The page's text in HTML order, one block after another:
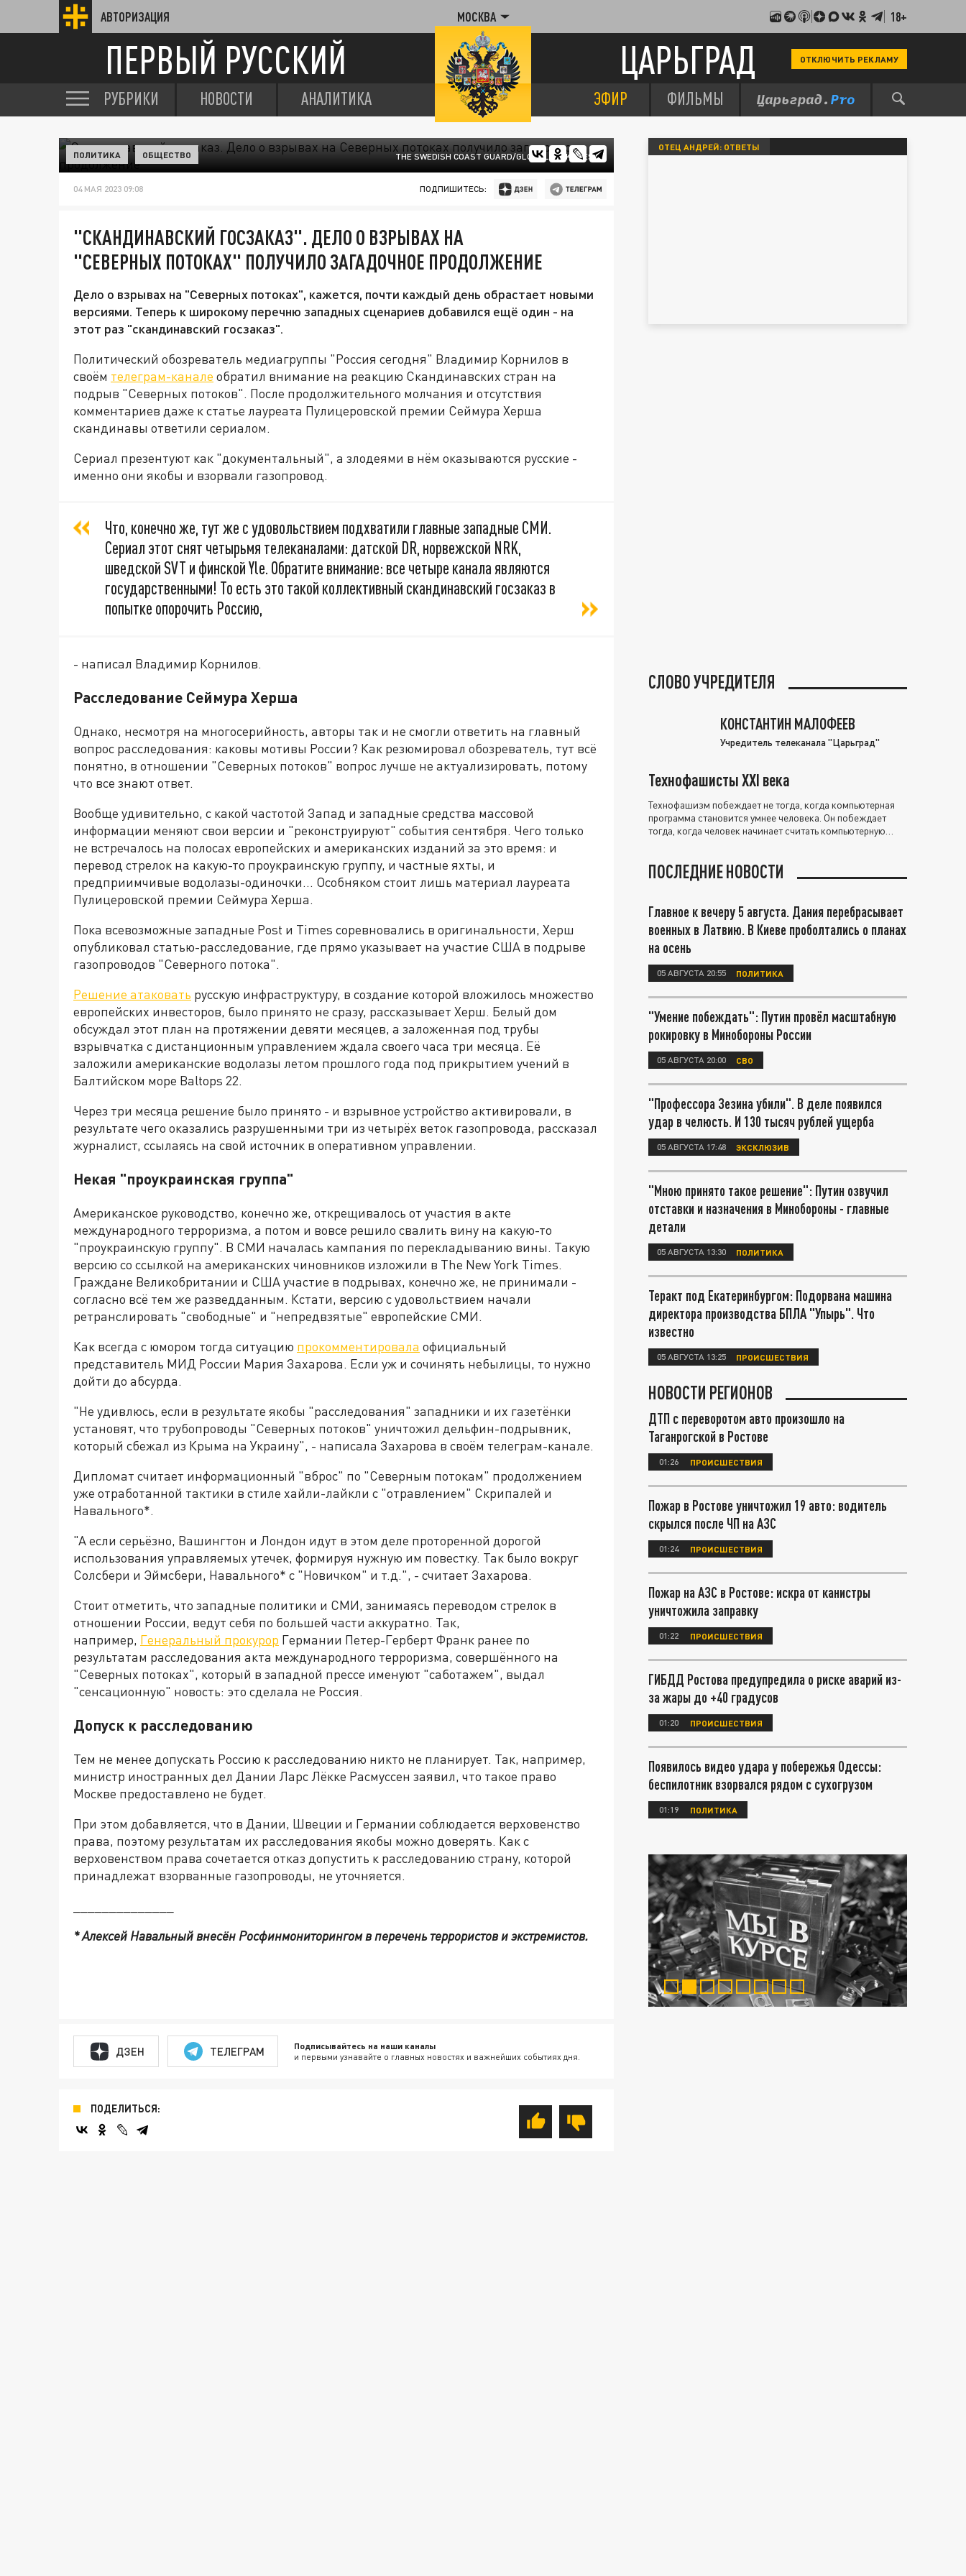
АВТОРИЗАЦИЯ МОСКВА 18+
ПЕРВЫЙ РУССКИЙ ЦАРЬГРАД ОТКЛЮЧИТЬ РЕКЛАМУ
РУБРИКИ НОВОСТИ АНАЛИТИКА ЭФИР ФИЛЬМЫ
THE SWEDISH COAST GUARD/GLOBALLOOKPRESS
ПОЛИТИКА ОБЩЕСТВО
04 МАЯ 2023 09:08 ПОДПИШИТЕСЬ:
"СКАНДИНАВСКИЙ ГОСЗАКАЗ". ДЕЛО О ВЗРЫВАХ НА
"СЕВЕРНЫХ ПОТОКАХ" ПОЛУЧИЛО ЗАГАДОЧНОЕ ПРОДОЛЖЕНИЕ
Дело о взрывах на "Северных потоках", кажется, почти каждый день обрастает новыми
версиями. Теперь к широкому перечню западных сценариев добавился ещё один - на
этот раз "скандинавский госзаказ".
Политический обозреватель медиагруппы "Россия сегодня" Владимир Корнилов в
своём телеграм-канале обратил внимание на реакцию Скандинавских стран на
подрыв "Северных потоков". После продолжительного молчания и отсутствия
комментариев даже к статье лауреата Пулицеровской премии Сеймура Херша
скандинавы ответили сериалом.
Сериал презентуют как "документальный", а злодеями в нём оказываются русские -
именно они якобы и взорвали газопровод.
Что, конечно же, тут же с удовольствием подхватили главные западные СМИ.
Сериал этот снят четырьмя телеканалами: датской DR, норвежской NRK,
шведской SVT и финской Yle. Обратите внимание: все четыре канала являются
государственными! То есть это такой коллективный скандинавский госзаказ в
попытке опорочить Россию,
- написал Владимир Корнилов.
Расследование Сеймура Херша
Однако, несмотря на многосерийность, авторы так и не смогли ответить на главный
вопрос расследования: каковы мотивы России? Как резюмировал обозреватель, тут всё
понятно, в отношении "Северных потоков" вопрос лучше не актуализировать, потому
что все знают ответ.
Вообще удивительно, с какой частотой Запад и западные средства массовой
информации меняют свои версии и "реконструируют" события сентября. Чего только
не встречалось на полосах европейских и американских изданий за это время: и
перевод стрелок на какую-то проукраинскую группу, и частные яхты, и
предприимчивые водолазы-одиночки... Особняком стоит лишь материал лауреата
Пулицеровской премии Сеймура Херша.
Пока всевозможные западные Post и Times соревновались в оригинальности, Херш
опубликовал статью-расследование, где прямо указывает на участие США в подрыве
газопроводов "Северного потока".
Решение атаковать русскую инфраструктуру, в создание которой вложилось множество
европейских инвесторов, было принято не сразу, рассказывает Херш. Белый дом
обсуждал этот план на протяжении девяти месяцев, а заложенная под трубы
взрывчатка с дистанционным управлением ждала своего часа три месяца. Её
заложили американские водолазы летом прошлого года под прикрытием учений в
Балтийском море Baltops 22.
Через три месяца решение было принято - и взрывное устройство активировали, в
результате чего оказались разрушенными три из четырёх веток газопровода, рассказал
журналист, ссылаясь на свой источник в оперативном управлении.
Некая "проукраинская группа"
Американское руководство, конечно же, открещивалось от участия в акте
международного терроризма, а потом и вовсе решило свалить вину на какую-то
"проукраинскую группу". В СМИ началась кампания по перекладыванию вины. Такую
версию со ссылкой на американских чиновников изложили в The New York Times.
Граждане Великобритании и США участие в подрывах, конечно же, не принимали -
согласно всё тем же разведданным. Кстати, версию с удовольствием начали
ретранслировать "свободные" и "непредвзятые" европейские СМИ.
Как всегда с юмором тогда ситуацию прокомментировала официальный
представитель МИД России Мария Захарова. Если уж и сочинять небылицы, то нужно
дойти до абсурда.
"Не удивлюсь, если в результате якобы "расследования" западники и их газетёнки
установят, что трубопроводы "Северных потоков" уничтожил дельфин-подрывник,
который сбежал из Крыма на Украину", - написала Захарова в своём телеграм-канале.
Дипломат считает информационный "вброс" по "Северным потокам" продолжением
уже отработанной тактики в стиле хайли-лайкли с "отравлением" Скрипалей и
Навального*.
"А если серьёзно, Вашингтон и Лондон идут в этом деле проторенной дорогой
использования управляемых утечек, формируя нужную им повестку. Так было вокруг
Солсбери и Эймсбери, Навального* с "Новичком" и т.д.", - считает Захарова.
Стоит отметить, что западные политики и СМИ, занимаясь переводом стрелок в
отношении России, ведут себя по большей части аккуратно. Так,
например, Генеральный прокурор Германии Петер-Герберт Франк ранее по
результатам расследования акта международного терроризма, совершённого на
"Северных потоках", который в западной прессе именуют "саботажем", выдал
"сенсационную" новость: это сделала не Россия.
Допуск к расследованию
Тем не менее допускать Россию к расследованию никто не планирует. Так, например,
министр иностранных дел Дании Ларс Лёкке Расмуссен заявил, что такое право
Москве предоставлено не будет.
При этом добавляется, что в Дании, Швеции и Германии соблюдается верховенство
права, поэтому результатам их расследования якобы можно доверять. Как с
верховенством права сочетается отказ допустить к расследованию страну, которой
принадлежат взорванные газопроводы, не уточняется.
* Алексей Навальный внесён Росфинмониторингом в перечень террористов и экстремистов.
ДЗЕН ТЕЛЕГРАМ Подписывайтесь на наши каналы
и первыми узнавайте о главных новостях и важнейших событиях дня.
ПОДЕЛИТЬСЯ:
ОТЕЦ АНДРЕЙ: ОТВЕТЫ
СЛОВО УЧРЕДИТЕЛЯ
КОНСТАНТИН МАЛОФЕЕВ
Учредитель телеканала "Царьград"
Технофашисты XXI века
Технофашизм побеждает не тогда, когда компьютерная
программа становится умнее человека. Он побеждает
тогда, когда человек начинает считать компьютерную
ПОСЛЕДНИЕ НОВОСТИ
Главное к вечеру 5 августа. Дания перебрасывает
военных в Латвию. В Киеве проболтались о планах
на осень
05 АВГУСТА 20:55 ПОЛИТИКА
"Умение побеждать": Путин провёл масштабную
рокировку в Минобороны России
05 АВГУСТА 20:00 СВО
"Профессора Зезина убили". В деле появился
удар в челюсть. И 130 тысяч рублей ущерба
05 АВГУСТА 17:48 ЭКСКЛЮЗИВ
"Мною принято такое решение": Путин озвучил
отставки и назначения в Минобороны - главные
детали
05 АВГУСТА 13:30 ПОЛИТИКА
Теракт под Екатеринбургом: Подорвана машина
директора производства БПЛА "Упырь". Что
известно
05 АВГУСТА 13:25 ПРОИСШЕСТВИЯ
НОВОСТИ РЕГИОНОВ
ДТП с переворотом авто произошло на
Таганрогской в Ростове
01:26 ПРОИСШЕСТВИЯ
Пожар в Ростове уничтожил 19 авто: водитель
скрылся после ЧП на АЗС
01:24 ПРОИСШЕСТВИЯ
Пожар на АЗС в Ростове: искра от канистры
уничтожила заправку
01:22 ПРОИСШЕСТВИЯ
ГИБДД Ростова предупредила о риске аварий из-
за жары до +40 градусов
01:20 ПРОИСШЕСТВИЯ
Появилось видео удара у побережья Одессы:
беспилотник взорвался рядом с сухогрузом
01:19 ПОЛИТИКА